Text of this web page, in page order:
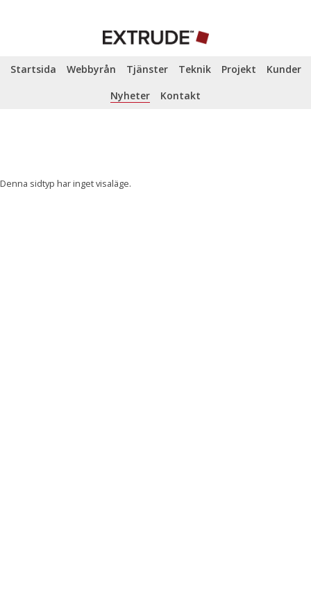
Startsida Webbyrån Tjänster Teknik Projekt
Kunder
Nyheter
Kontakt
Denna sidtyp har inget visaläge.